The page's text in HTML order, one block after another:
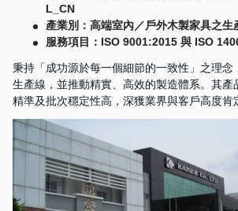
L_CN
產業別：高端室內／戶外木製家具之生
服務項目：ISO 9001:2015 與 ISO
秉持「成功源於每一個細節的一致性」之理念
生產線，並推動精實、高效的製造體系。其產
精準及批次穩定性高，深獲業界與客戶高度肯